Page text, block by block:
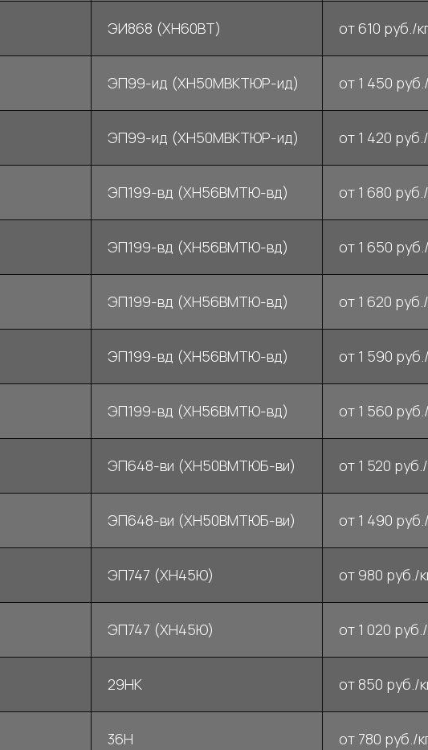
ЭИ868 (ХН60ВТ) от 610 руб./
ЭП99-ид (ХН50МВКТЮР-ид) от 1 450
ЭП99-ид (ХН50МВКТЮР-ид) от 1 420
ЭП199-вд (ХН56ВМТЮ-вд) от 1 680
ЭП199-вд (ХН56ВМТЮ-вд) от 1 650
ЭП199-вд (ХН56ВМТЮ-вд) от 1 620
ЭП199-вд (ХН56ВМТЮ-вд) от 1 590
ЭП199-вд (ХН56ВМТЮ-вд) от 1 560
ЭП648-ви (ХН50ВМТЮБ-ви) от 1 520
ЭП648-ви (ХН50ВМТЮБ-ви) от 1 490
ЭП747 (ХН45Ю) от 980 руб./
ЭП747 (ХН45Ю) от 1 020
29НК от 850 руб./
36Н от 780 руб./